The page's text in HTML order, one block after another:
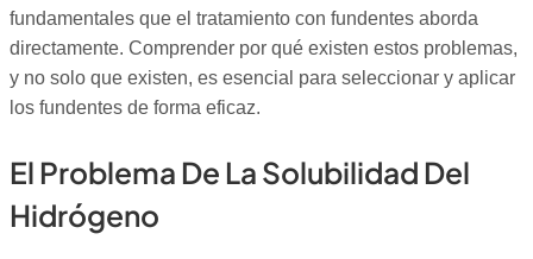
fundamentales que el tratamiento con fundentes aborda
directamente. Comprender por qué existen estos problemas,
y no solo que existen, es esencial para seleccionar y aplicar
los fundentes de forma eficaz.
El Problema De La Solubilidad Del
Hidrógeno